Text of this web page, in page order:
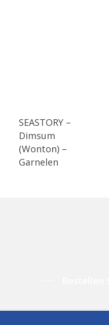
SEASTORY –
Dimsum
(Wonton) –
Garnelen